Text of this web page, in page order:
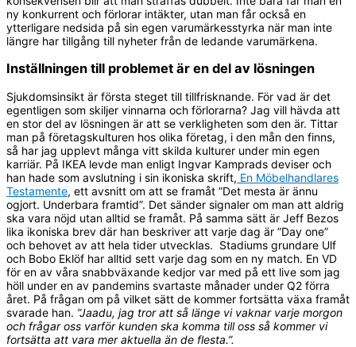
ny konkurrent och förlorar intäkter, utan man får också en
ytterligare nedsida på sin egen varumärkesstyrka när man inte
längre har tillgång till nyheter från de ledande varumärkena.
Inställningen till problemet är en del av lösningen
Sjukdomsinsikt är första steget till tillfrisknande. För vad är det
egentligen som skiljer vinnarna och förlorarna? Jag vill hävda att
en stor del av lösningen är att se verkligheten som den är. Tittar
man på företagskulturen hos olika företag, i den mån den finns,
så har jag upplevt många vitt skilda kulturer under min egen
karriär. På IKEA levde man enligt Ingvar Kamprads deviser och
han hade som avslutning i sin ikoniska skrift, En Möbelhandlares
Testamente, ett avsnitt om att se framåt ”Det mesta är ännu
ogjort. Underbara framtid”. Det sänder signaler om man att aldrig
ska vara nöjd utan alltid se framåt. På samma sätt är Jeff Bezos
lika ikoniska brev där han beskriver att varje dag är ”Day one”
och behovet av att hela tider utvecklas. Stadiums grundare Ulf
och Bobo Eklöf har alltid sett varje dag som en ny match. En VD
för en av våra snabbväxande kedjor var med på ett live som jag
höll under en av pandemins svartaste månader under Q2 förra
året. På frågan om på vilket sätt de kommer fortsätta växa framåt
svarade han. ”Jaadu, jag tror att så länge vi vaknar varje morgon
och frågar oss varför kunden ska komma till oss så kommer vi
fortsätta att vara mer aktuella än de flesta.”.